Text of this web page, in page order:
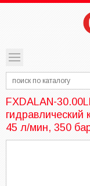
FXDALAN-
гидравлический
45 л/мин, 350